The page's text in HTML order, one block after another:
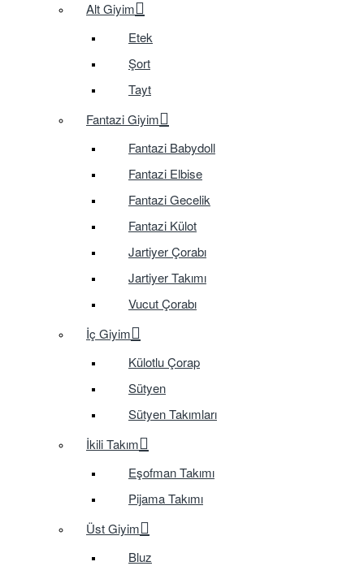
Alt Giyim
Etek
Şort
Tayt
Fantazi Giyim
Fantazi Babydoll
Fantazi Elbise
Fantazi Gecelik
Fantazi Külot
Jartiyer Çorabı
Jartiyer Takımı
Vucut Çorabı
İç Giyim
Külotlu Çorap
Sütyen
Sütyen Takımları
İkili Takım
Eşofman Takımı
Pijama Takımı
Üst Giyim
Bluz